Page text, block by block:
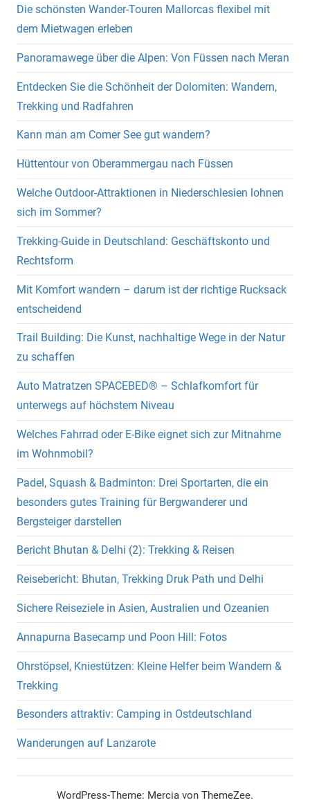
Die schönsten Wander-Touren Mallorcas flexibel mit
dem Mietwagen erleben
Panoramawege über die Alpen: Von Füssen nach Meran
Entdecken Sie die Schönheit der Dolomiten: Wandern,
Trekking und Radfahren
Kann man am Comer See gut wandern?
Hüttentour von Oberammergau nach Füssen
Welche Outdoor-Attraktionen in Niederschlesien lohnen
sich im Sommer?
Trekking-Guide in Deutschland: Geschäftskonto und
Rechtsform
Mit Komfort wandern – darum ist der richtige Rucksack
entscheidend
Trail Building: Die Kunst, nachhaltige Wege in der Natur
zu schaffen
Auto Matratzen SPACEBED® – Schlafkomfort für
unterwegs auf höchstem Niveau
Welches Fahrrad oder E-Bike eignet sich zur Mitnahme
im Wohnmobil?
Padel, Squash & Badminton: Drei Sportarten, die ein
besonders gutes Training für Bergwanderer und
Bergsteiger darstellen
Bericht Bhutan & Delhi (2): Trekking & Reisen
Reisebericht: Bhutan, Trekking Druk Path und Delhi
Sichere Reiseziele in Asien, Australien und Ozeanien
Annapurna Basecamp und Poon Hill: Fotos
Ohrstöpsel, Kniestützen: Kleine Helfer beim Wandern &
Trekking
Besonders attraktiv: Camping in Ostdeutschland
Wanderungen auf Lanzarote
WordPress-Theme: Mercia von ThemeZee.